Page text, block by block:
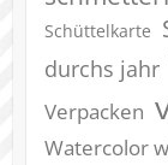
Schüttelkarte
durchs jahr
Verpacken
Watercolor